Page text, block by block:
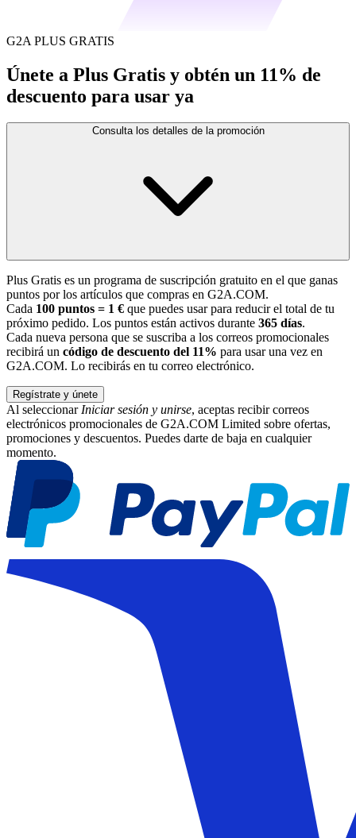
G2A PLUS GRATIS
Únete a Plus Gratis y obtén un 11% de
descuento para usar ya
Consulta los detalles de la promoción
Plus Gratis es un programa de suscripción gratuito en el que ganas
puntos por los artículos que compras en G2A.COM.
Cada 100 puntos = 1 € que puedes usar para reducir el total de tu
próximo pedido. Los puntos están activos durante 365 días.
Cada nueva persona que se suscriba a los correos promocionales
recibirá un código de descuento del 11% para usar una vez en
G2A.COM. Lo recibirás en tu correo electrónico.
Regístrate y únete
Al seleccionarIniciar sesión y unirse, aceptas recibir correos
electrónicos promocionales de G2A.COM Limited sobre ofertas,
promociones y descuentos. Puedes darte de baja en cualquier
momento.